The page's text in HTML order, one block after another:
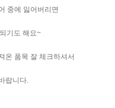
중에 잃어버리면
기도 해요~
온 품목 잘 체크하셔서
랍니다.